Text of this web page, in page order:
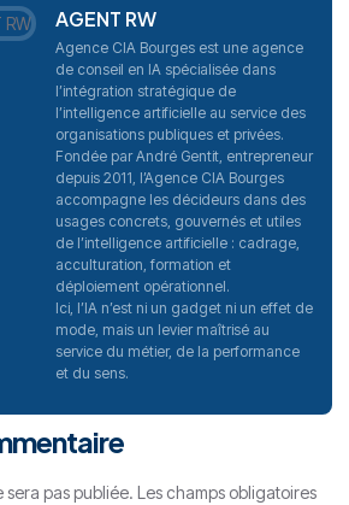
AGENT RW
Agence CIA Bourges est une agence
de conseil en IA spécialisée dans
l’intégration stratégique de
l’intelligence artificielle au service des
organisations publiques et privées.
Fondée par André Gentit, entrepreneur
depuis 2011, l’Agence CIA Bourges
accompagne les décideurs dans des
usages concrets, gouvernés et utiles
de l’intelligence artificielle : cadrage,
acculturation, formation et
déploiement opérationnel.
Ici, l’IA n’est ni un gadget ni un effet de
mode, mais un levier maîtrisé au
service du métier, de la performance
et du sens.
sera pas publiée. Les champs obligatoires